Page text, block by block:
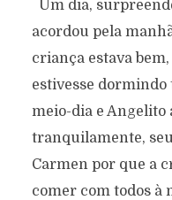
O SONHO
Um dia,
acordou pela
criança estava
estivesse dormindo
meio-dia e Angelito
tranquilamente,
Carmen por que a
comer com todos à